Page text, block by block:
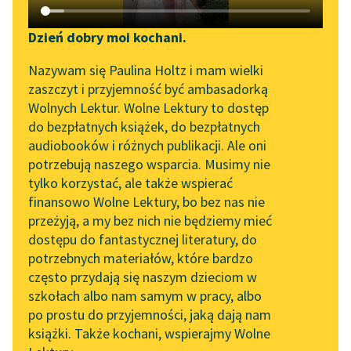
Katalog DAISY
Podkasty o książkach
Zgłoś brak utworu
Aktualności
Zapraszamy na spotkanie
online z tłumaczkami
literatury skandynawskiej
Spotkanie z Katarzyną
Tunkiel w Oslo
Wolne Lektury na 32.
Pol’and’Rock Festivalu
„Kochanek Lady
Chatterley” do słuchania
na Wolnych Lekturach
Nowy audiobook –
Narzędzia
Mapa Wolnych Lektur
Leśmianator
Przewodnik dla piszących i
czytających
API
OAI-PMH
Widget Wolnych Lektur
Przypisy
Dzień dobry moi kochani.
Nazywam się Paulina Holtz i mam wielki
zaszczyt i przyjemność być ambasadorką
Wolnych Lektur. Wolne Lektury to dostęp
do bezpłatnych książek, do bezpłatnych
audiobooków i różnych publikacji. Ale oni
potrzebują naszego wsparcia. Musimy nie
tylko korzystać, ale także wspierać
finansowo Wolne Lektury, bo bez nas nie
przeżyją, a my bez nich nie będziemy mieć
dostępu do fantastycznej literatury, do
potrzebnych materiałów, które bardzo
często przydają się naszym dzieciom w
szkołach albo nam samym w pracy, albo
po prostu do przyjemności, jaką dają nam
książki. Także kochani, wspierajmy Wolne
Sortuj:
wiersze Romantyzm Motiejusa Gustaitisa